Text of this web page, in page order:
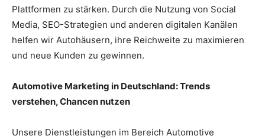
Plattformen zu stärken. Durch die Nutzung von Social
Media, SEO-Strategien und anderen digitalen Kanälen
helfen wir Autohäusern, ihre Reichweite zu maximieren
und neue Kunden zu gewinnen.
Automotive Marketing in Deutschland: Trends
verstehen, Chancen nutzen
Unsere Dienstleistungen im Bereich Automotive